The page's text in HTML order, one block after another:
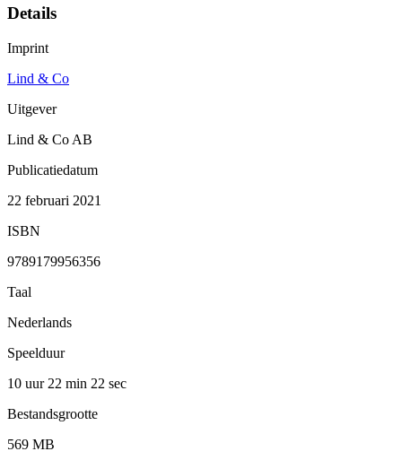
Details
Imprint
Lind & Co
Uitgever
Lind & Co AB
Publicatiedatum
22 februari 2021
ISBN
9789179956356
Taal
Nederlands
Speelduur
10 uur 22 min 22 sec
Bestandsgrootte
569 MB